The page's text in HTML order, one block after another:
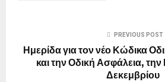
PREVIOUS POST
Ημερίδα για τον νέο Κώδικα
και την Οδική Ασφάλεια,
Δεκεμβρίου